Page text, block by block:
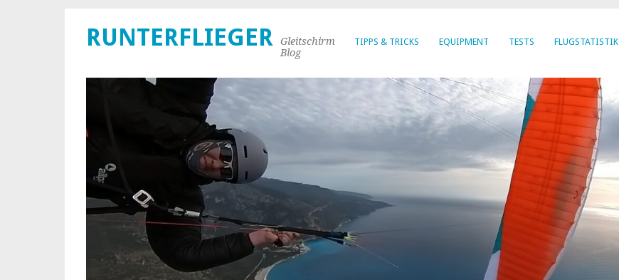
TIPPS & TRICKS EQUIPMENT TESTS FLUGSTATISTIK
RUNTERFLIEGER
Gleitschirm
Blog